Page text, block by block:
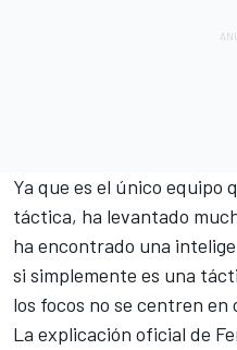
Ya que es el único equipo
táctica, ha levantado
ha encontrado una
si simplemente es una
los focos no se centren
La explicación oficial de